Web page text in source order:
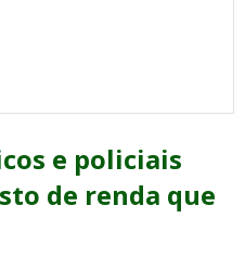
e policiais
de renda que